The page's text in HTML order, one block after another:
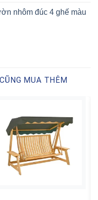
nhôm đúc 4 ghế màu
MUA THÊM